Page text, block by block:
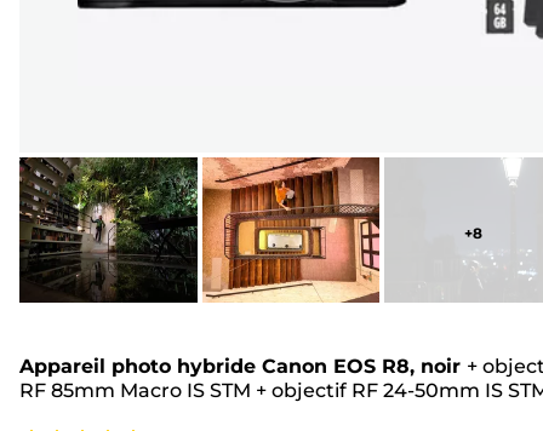
+8
Appareil photo hybride Canon EOS R8, noir +
RF 85mm Macro IS STM + objectif RF 24-50mm IS